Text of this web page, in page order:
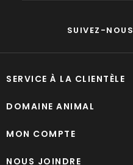
SUIVEZ-NOUS
SERVICE À LA CLIENTÈLE
DOMAINE ANIMAL
MON COMPTE
NOUS JOINDRE